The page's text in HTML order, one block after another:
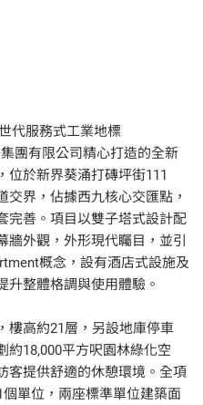
代服務式工業地標
團有限公司精心打造的全新
位於新界葵涌打磚坪街111
交界，佔據西九核心交匯點，
完善。項目以雙子塔式設計配
牆外觀，外形現代矚目，並引
概念，設有酒店式設施及
升整體格調與使用體驗。
樓高約21層，另設地庫停車
約18,000平方呎園林綠化空
客提供舒適的休憩環境。全項
個單位，兩座標準單位建築面